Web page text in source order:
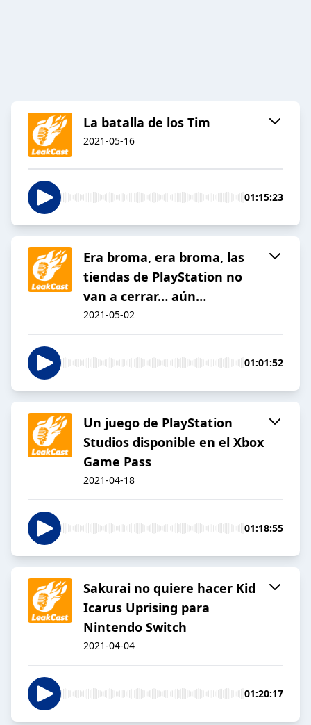
La batalla de los Tim
2021-05-16
01:15:23
Era broma, era broma, las
tiendas de PlayStation no
van a cerrar… aún…
2021-05-02
01:01:52
Un juego de PlayStation
Studios disponible en el Xbox
Game Pass
2021-04-18
01:18:55
Sakurai no quiere hacer Kid
Icarus Uprising para
Nintendo Switch
2021-04-04
01:20:17